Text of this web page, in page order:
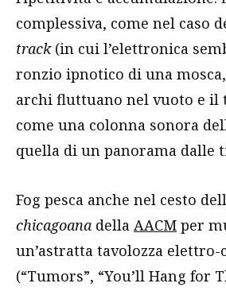
complessiva, come nel caso
track(in cui l’elettronica
ronzio ipnotico di una
archi fluttuano nel vuoto e il
come una colonna sonora
quella di un panorama dalle
Fog pesca anche nel cesto
chicagoana della AACM per
un’astratta tavolozza elettro-
(“Tumors”, “You’ll Hang for